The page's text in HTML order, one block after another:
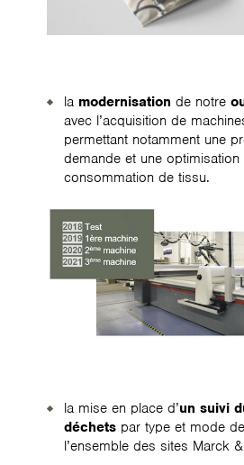
la modernisation de notre
avec l’acquisition de
permettant notamment une
demande et une optimisation
consommation de tissu.
la mise en place d’un suivi
déchetspar type et mode
l’ensemble des sites Marck